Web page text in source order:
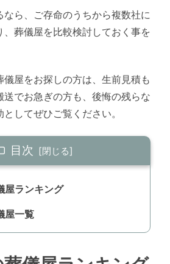
なら、ご存命のうちから複数社に
、葬儀屋を比較検討しておく事を
屋をお探しの方は、生前見積も
送でお急ぎの方も、後悔の残らな
してぜひご覧ください。
目次
屋ランキング
屋一覧